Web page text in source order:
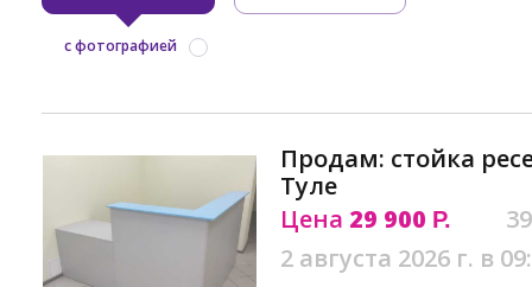
с фотографией
Продам: стойка
Туле
Цена 29 900 Р.
2 августа 2026 г. в